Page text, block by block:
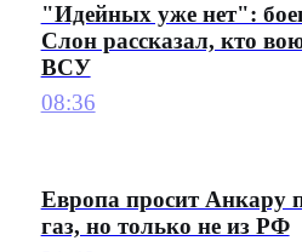
"Идейных уже нет":
Слон рассказал, кто
ВСУ
08:36
Европа просит Анкару
газ, но только не из РФ